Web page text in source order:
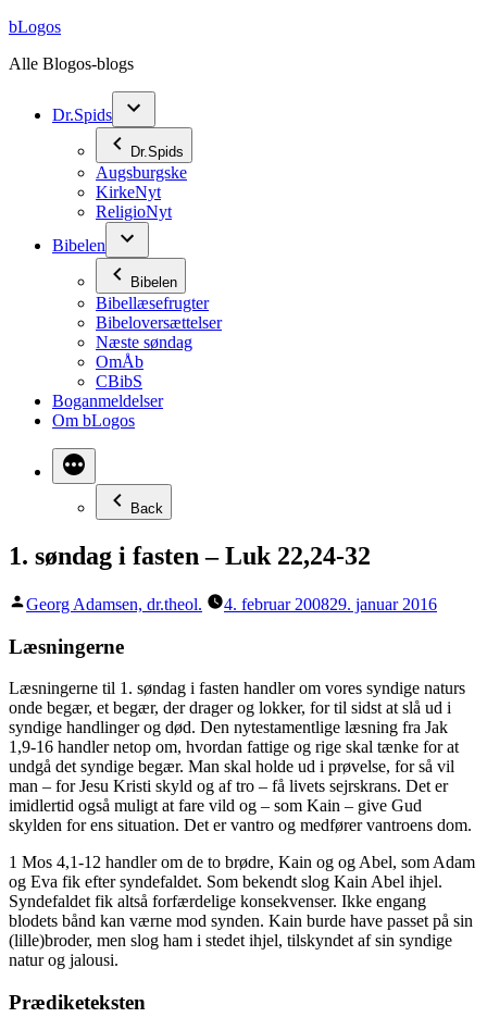
Videre
indhold
bLogos
Alle Blogos-blogs
Dr.Spids
Dr.Spids
Augsburgske
KirkeNyt
ReligioNyt
Bibelen
Bibelen
Bibellæsefrugter
Bibeloversættelser
Næste søndag
OmÅb
CBibS
Boganmeldelser
Om bLogos
Back
1. søndag i fasten – Luk 22,24-32
Posted
Georg Adamsen, dr.theol. 4. februar 200829. januar 2016
Læsningerne
Læsningerne til 1. søndag i fasten handler om vores syndige naturs
onde begær, et begær, der drager og lokker, for til sidst at slå ud i
syndige handlinger og død. Den nytestamentlige læsning fra Jak
1,9-16 handler netop om, hvordan fattige og rige skal tænke for at
undgå det syndige begær. Man skal holde ud i prøvelse, for så vil
man – for Jesu Kristi skyld og af tro – få livets sejrskrans. Det er
imidlertid også muligt at fare vild og – som Kain – give Gud
skylden for ens situation. Det er vantro og medfører vantroens dom.
1 Mos 4,1-12 handler om de to brødre, Kain og og Abel, som Adam
og Eva fik efter syndefaldet. Som bekendt slog Kain Abel ihjel.
Syndefaldet fik altså forfærdelige konsekvenser. Ikke engang
blodets bånd kan værne mod synden. Kain burde have passet på sin
(lille)broder, men slog ham i stedet ihjel, tilskyndet af sin syndige
natur og jalousi.
Prædiketeksten